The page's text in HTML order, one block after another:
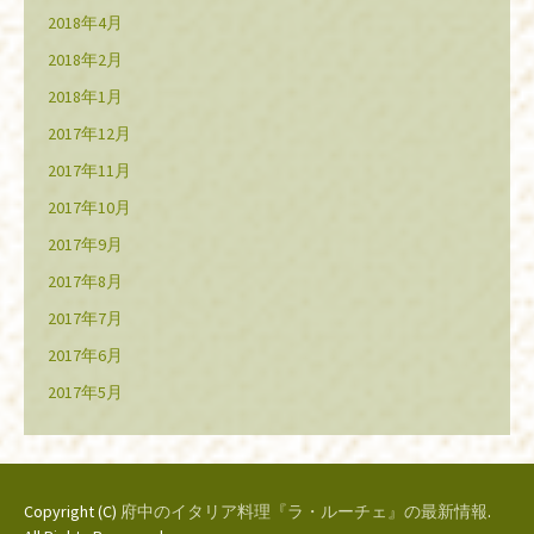
2018年4月
2018年2月
2018年1月
2017年12月
2017年11月
2017年10月
2017年9月
2017年8月
2017年7月
2017年6月
2017年5月
Copyright (C) 府中のイタリア料理『ラ・ルーチェ』の最新情報.